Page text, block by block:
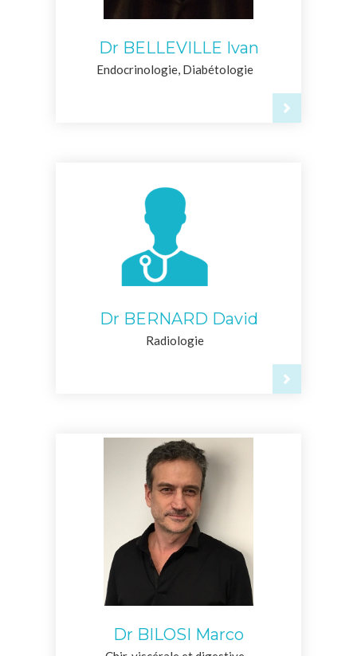
Dr BELLEVILLE Ivan
Endocrinologie, Diabétologie
Dr BERNARD David
Radiologie
Dr BILOSI Marco